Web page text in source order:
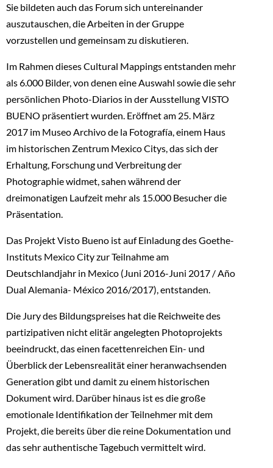
Sie bildeten auch das Forum sich untereinander
auszutauschen, die Arbeiten in der Gruppe
vorzustellen und gemeinsam zu diskutieren.
Im Rahmen dieses Cultural Mappings entstanden mehr
als 6.000 Bilder, von denen eine Auswahl sowie die sehr
persönlichen Photo-Diarios in der Ausstellung VISTO
BUENO präsentiert wurden. Eröffnet am 25. März
2017 im Museo Archivo de la Fotografía, einem Haus
im historischen Zentrum Mexico Citys, das sich der
Erhaltung, Forschung und Verbreitung der
Photographie widmet, sahen während der
dreimonatigen Laufzeit mehr als 15.000 Besucher die
Präsentation.
Das Projekt Visto Bueno ist auf Einladung des Goethe-
Instituts Mexico City zur Teilnahme am
Deutschlandjahr in Mexico (Juni 2016-Juni 2017 / Año
Dual Alemania- México 2016/2017), entstanden.
Die Jury des Bildungspreises hat die Reichweite des
partizipativen nicht elitär angelegten Photoprojekts
beeindruckt, das einen facettenreichen Ein- und
Überblick der Lebensrealität einer heranwachsenden
Generation gibt und damit zu einem historischen
Dokument wird. Darüber hinaus ist es die große
emotionale Identifikation der Teilnehmer mit dem
Projekt, die bereits über die reine Dokumentation und
das sehr authentische Tagebuch vermittelt wird.